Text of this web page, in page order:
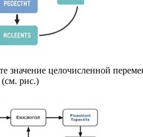
значение целочисленной
рис.)